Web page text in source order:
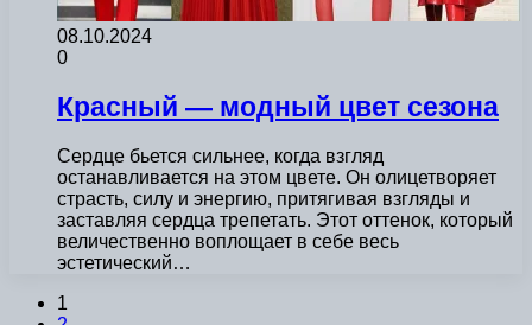
08.10.2024
0
Красный — модный цвет сезона
Сердце бьется сильнее, когда взгляд
останавливается на этом цвете. Он олицетворяет
страсть, силу и энергию, притягивая взгляды и
заставляя сердца трепетать. Этот оттенок, который
величественно воплощает в себе весь
эстетический…
1